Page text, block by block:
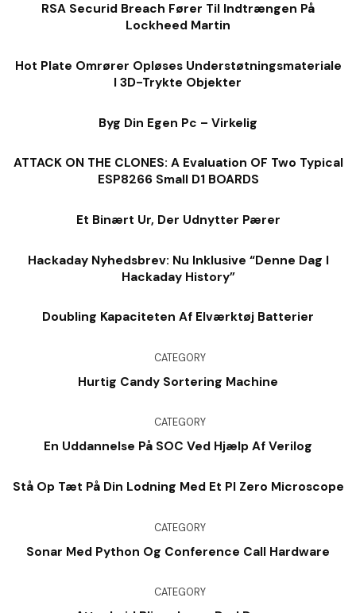
RSA Securid Breach Fører Til Indtrængen På
Lockheed Martin
Hot Plate Omrører Opløses Understøtningsmateriale
I 3D-Trykte Objekter
Byg Din Egen Pc – Virkelig
ATTACK ON THE CLONES: A Evaluation OF Two Typical
ESP8266 Small D1 BOARDS
Et Binært Ur, Der Udnytter Pærer
Hackaday Nyhedsbrev: Nu Inklusive “denne Dag I
Hackaday History”
Doubling Kapaciteten Af ​​elværktøj Batterier
CATEGORY
Hurtig Candy Sortering Machine
CATEGORY
En Uddannelse På SOC Ved Hjælp Af Verilog
Stå Op Tæt På Din Lodning Med Et PI Zero Microscope
CATEGORY
Sonar Med Python Og Conference Call Hardware
CATEGORY